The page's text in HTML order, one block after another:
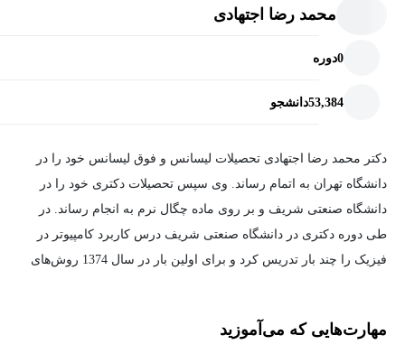
با این حال همه افرادی که به علم فیزیک علاقه‌مند بوده و یا دانشجوی
درس می‌شود، موفقیت در بخش فیزیک کنکور به‌حساب می‌آید.
ازاین‌رو دانش‌آموزان باید به دنبال یادگیری عمیق و کاملاً مفهومی
مطالب فیزیک 3 باشند تا به‌راحتی از پس تست‌های کنکور برآیند. از
طرف دیگر فیزیک زیربنای تمام علوم دیگر است و یادگیری مفاهیم پایه
آن برای موفقیت در اکثر رشته‌های دانشگاهی به عنوان امری مهم تلقی
چگونگی آموزش فیزیک 3
محمد رضا اجتهادی
0دوره
53,384دانشجو
دکتر محمد رضا اجتهادی تحصیلات لیسانس و فوق لیسانس خود را در
دانشگاه تهران به اتمام رساند. وی سپس تحصیلات دکتری خود را در
دانشگاه صنعتی شریف و بر روی ماده چگال نرم به انجام رساند. در
طی دوره دکتری در دانشگاه صنعتی شریف درس کاربرد کامپیوتر در
فیزیک را چند بار تدریس کرد و برای اولین بار در سال 1374 روش‌های
از شاخه‌های فیزیک است که بامسائل زیستی مرتبط است.
مهارت‌هایی که می‌آموزید